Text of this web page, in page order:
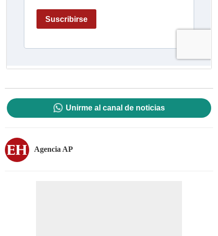
Unirme al canal de noticias
Agencia AP